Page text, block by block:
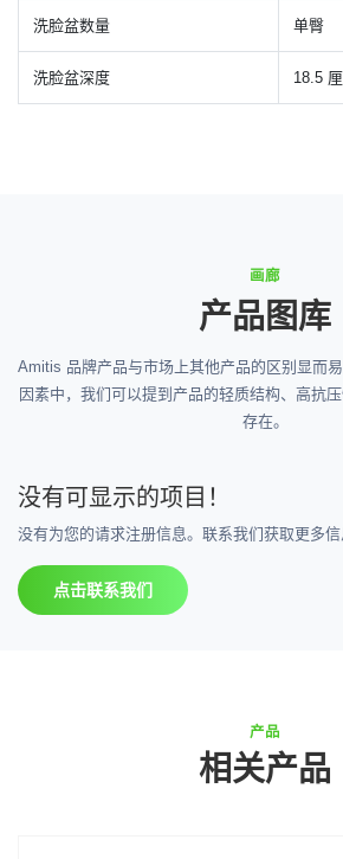
洗脸盆数量 单臀
洗脸盆深度 18.5
画廊
产品图库
Amitis 品牌产品与市场上其他产品的区别显而
因素中，我们可以提到产品的轻质结构、高抗
存在。
没有可显示的项目！
没有为您的请求注册信息。联系我们获取更多信
点击联系我们
产品
相关产品